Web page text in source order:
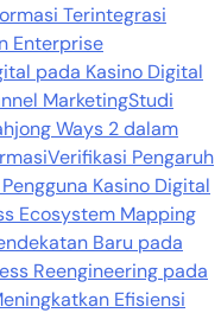
Terintegrasi
Enterprise
pada Kasino Digital
MarketingStudi
Ways 2 dalam
Verifikasi Pengaruh
Kasino Digital
Ecosystem Mapping
Baru pada
Reengineering pada
Efisiensi